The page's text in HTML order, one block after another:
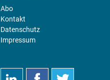
Abo
Kontakt
Datenschutz
Impressum